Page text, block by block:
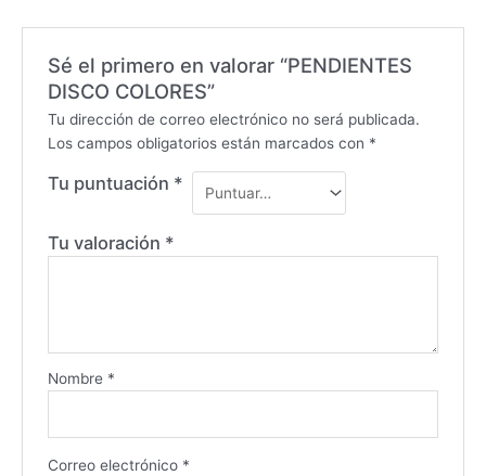
Sé el primero en valorar “PENDIENTES
DISCO COLORES”
Tu dirección de correo electrónico no será publicada.
Los campos obligatorios están marcados con *
Tu puntuación *
Tu valoración *
Nombre *
Correo electrónico *